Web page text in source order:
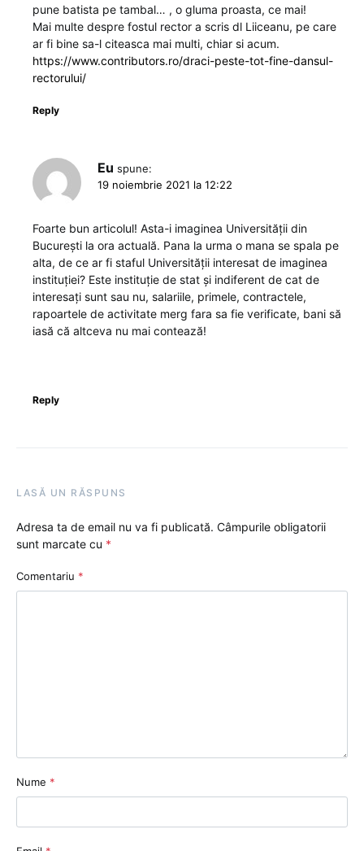
pune batista pe tambal… , o gluma proasta, ce mai!
Mai multe despre fostul rector a scris dl Liiceanu, pe care
ar fi bine sa-l citeasca mai multi, chiar si acum.
https://www.contributors.ro/draci-peste-tot-fine-dansul-
rectorului/
Reply
Eu spune:
19 noiembrie 2021 la 12:22
Foarte bun articolul! Asta-i imaginea Universității din
București la ora actuală. Pana la urma o mana se spala pe
alta, de ce ar fi staful Universității interesat de imaginea
instituției? Este instituție de stat și indiferent de cat de
interesați sunt sau nu, salariile, primele, contractele,
rapoartele de activitate merg fara sa fie verificate, bani să
iasă că altceva nu mai contează!
Reply
LASĂ UN RĂSPUNS
Adresa ta de email nu va fi publicată. Câmpurile obligatorii
sunt marcate cu *
Comentariu *
Nume *